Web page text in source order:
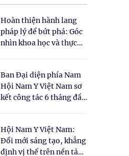
Hoàn thiện hành lang
pháp lý để bứt phá: Góc
nhìn khoa học và thực
cho Luật Y dược cổ
truyền Việt Nam"
Ban Đại diện phía Nam
Hội Nam Y Việt Nam sơ
kết công tác 6 tháng đầu
Hội Nam Y Việt Nam:
Đổi mới sáng tạo, khẳng
định vị thế trên nền tảng